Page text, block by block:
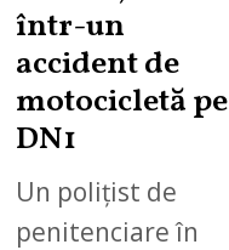
într-un
accident de
motocicletă pe
DN1
Un polițist de
penitenciare în